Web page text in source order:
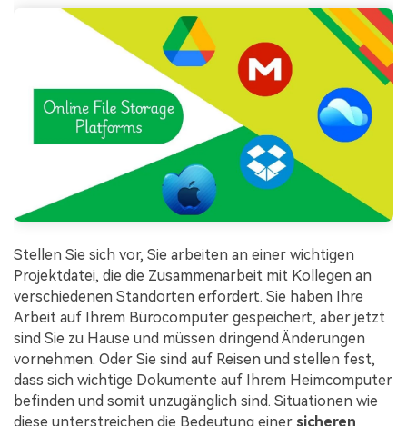
PDF OCR
PDF-Daten extrahieren
eSign PDFs rechtmäßig Neu
Bildung
IT-Dienstleistung
Rechtliches
Gesundheitswesen
Finanzen
Regierung
Veröffentlichung
Was ist NEU
PDFelement für Windows
PDFelement für iOS
PDFelement für Android
Mehr erfahren
Bewertungen
Sehen Sie, was unsere Nutzer sagen.
Kostenlose PDF-Vorlagen
Bearbeiten, Drucken und Anpassen von kostenlosen Vorlagen.
PDF-Wissen
Stellen Sie sich vor, Sie arbeiten an einer wichtigen
Projektdatei, die die Zusammenarbeit mit Kollegen an
verschiedenen Standorten erfordert. Sie haben Ihre
Arbeit auf Ihrem Bürocomputer gespeichert, aber jetzt
sind Sie zu Hause und müssen dringend Änderungen
vornehmen. Oder Sie sind auf Reisen und stellen fest,
dass sich wichtige Dokumente auf Ihrem Heimcomputer
befinden und somit unzugänglich sind. Situationen wie
diese unterstreichen die Bedeutung einer sicheren